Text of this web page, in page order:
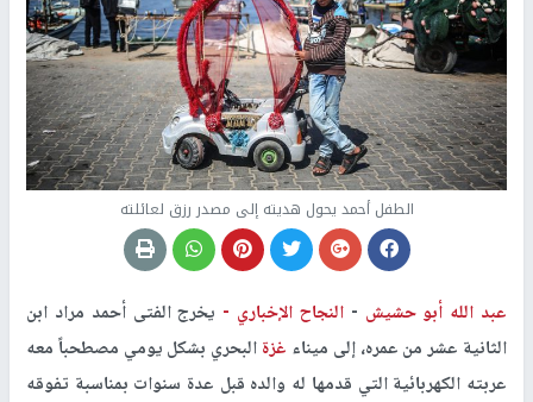
الطفل أحمد يحول هديته إلى مصدر رزق لعائلته
عبد الله أبو حشيش -النجاح الإخباري - يخرج الفتى أحمد مراد ابن
الثانية عشر من عمره، إلى ميناء غزةالبحري بشكل يومي مصطحباً معه
عربته الكهربائية التي قدمها له والده قبل عدة سنوات بمناسبة تفوقه